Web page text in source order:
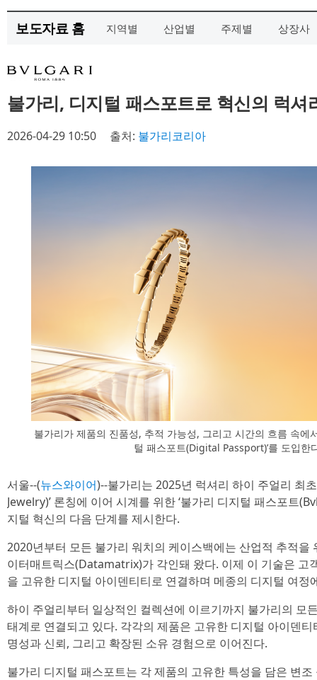
보도자료 홈 지역별 산업별 주제별 상장사
불가리, 디지털 패스포트로 혁신의 럭셔
2026-04-29 10:50 출처: 불가리코리아
불가리가 제품의 진품성, 추적 가능성, 그리고 시간의 흐름 속에
털 패스포트(Digital Passport)’를 도입한
서울--(뉴스와이어)--불가리는 2025년 럭셔리 하이 주얼리 최
Jewelry)’ 론칭에 이어 시계를 위한 ‘불가리 디지털 패스포트
지털 혁신의 다음 단계를 제시한다.
2020년부터 모든 불가리 워치의 케이스백에는 산업적 추적을
이터매트릭스(Datamatrix)가 각인돼 왔다. 이제 이 기술은 고
을 고유한 디지털 아이덴티티로 연결하며 메종의 디지털 여정
하이 주얼리부터 일상적인 컬렉션에 이르기까지 불가리의 모
태계로 연결되고 있다. 각각의 제품은 고유한 디지털 아이덴
명성과 신뢰, 그리고 확장된 소유 경험으로 이어진다.
불가리 디지털 패스포트는 각 제품의 고유한 특성을 담은 변